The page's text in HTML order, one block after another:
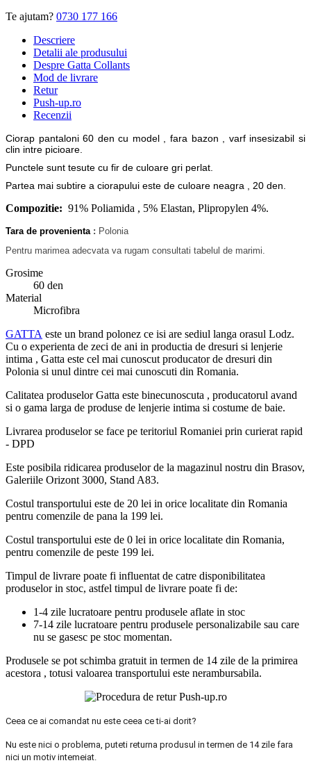
Te ajutam? 0730 177 166
Descriere
Detalii ale produsului
Despre Gatta Collants
Mod de livrare
Retur
Push-up.ro
Recenzii
Ciorap pantaloni 60 den cu model , fara bazon , varf insesizabil si
clin intre picioare.
Punctele sunt tesute cu fir de culoare gri perlat.
Partea mai subtire a ciorapului este de culoare neagra , 20 den.
Compozitie: 91% Poliamida , 5% Elastan, Plipropylen 4%.
Tara de provenienta: Polonia
Pentru marimea adecvata va rugam consultati tabelul de marimi.
Grosime
60 den
Material
Microfibra
GATTA este un brand polonez ce isi are sediul langa orasul Lodz.
Cu o experienta de zeci de ani in productia de dresuri si lenjerie
intima , Gatta este cel mai cunoscut producator de dresuri din
Polonia si unul dintre cei mai cunoscuti din Romania.
Calitatea produselor Gatta este binecunoscuta , producatorul avand
si o gama larga de produse de lenjerie intima si costume de baie.
Livrarea produselor se face pe teritoriul Romaniei prin curierat rapid
- DPD
Este posibila ridicarea produselor de la magazinul nostru din Brasov,
Galeriile Orizont 3000, Stand A83.
Costul transportului este de 20 lei in orice localitate din Romania
pentru comenzile de pana la 199 lei.
Costul transportului este de 0 lei in orice localitate din Romania,
pentru comenzile de peste 199 lei.
Timpul de livrare poate fi influentat de catre disponibilitatea
produselor in stoc, astfel timpul de livrare poate fi de:
1-4 zile lucratoare pentru produsele aflate in stoc
7-14 zile lucratoare pentru produsele personalizabile sau care
nu se gasesc pe stoc momentan.
Produsele se pot schimba gratuit in termen de 14 zile de la primirea
acestora , totusi valoarea transportului este nerambursabila.
Ceea ce ai comandat nu este ceea ce ti-ai dorit?
Nu este nici o problema, puteti returna produsul in termen de 14 zile fara
nici un motiv intemeiat.